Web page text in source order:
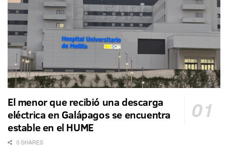
El menor que recibió una descarga
eléctrica en Galápagos se encuentra
estable en el HUME
0 SHARES